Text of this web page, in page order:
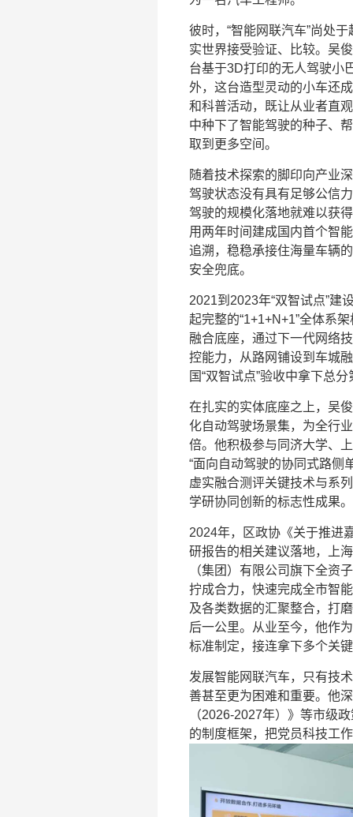
彼时，“智能网联汽车”尚处
实世界接受验证、比较。吴
台基于3D打印的无人驾驶小
外，这台造型灵动的小车还
和科普活动，既让从业者直
中种下了智能驾驶的种子、
取到更多空间。
随着技术探索的脚印向产业
驾驶状态没有具有足够公信
驾驶的规模化落地就难以获
用两年时间建成国内首个智
追溯，稳稳承接住海量车辆
安全兜底。
2021到2023年“双智试点”建
起完整的“1+1+N+1”全体系
融合底座，通过下一代网络
控能力，从路网铺设到车城
国“双智试点”验收中拿下总
在扎实的实体底座之上，吴
化自动驾驶场景集，为全行
倍。他积极参与同济大学、
“面向自动驾驶的协同式路侧
虚实融合测评关键技术与系
学研协同创新的标志性成果。
2024年，区政协《关于推进
研报告的相关建议落地，上
（集团）有限公司旗下全资
拧成合力，快速完成全市智
及各类数据的汇聚整合，打
后一公里。从业至今，他作
标准制定，接连拿下多个关
发展智能网联汽车，只有技
善甚至更为困难和重要。他
（2026-2027年）》等市级
的制度框架，把党员科技工